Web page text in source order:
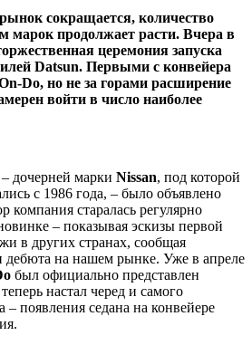
сокращается, количество
марок продолжает расти. Вчера в
церемония запуска
Datsun. Первыми с конвейера
Do, но не за горами расширение
войти в число наиболее
– дочерней марки Nissan, под которой
с 1986 года, – было объявлено
компания старалась регулярно
– показывая эскизы первой
в других странах, сообщая
дебюта на нашем рынке. Уже в апреле
был официально представлен
настал черед и самого
появления седана на конвейере